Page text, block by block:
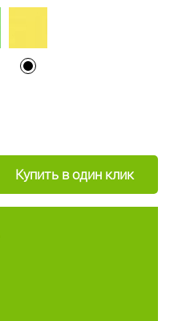
Купить в один клик